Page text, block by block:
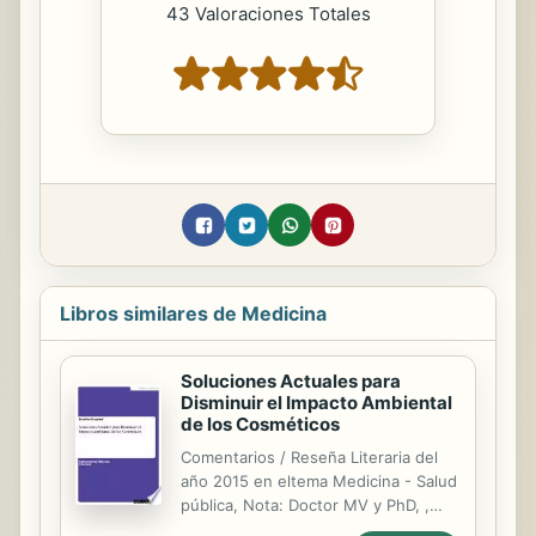
43 Valoraciones Totales
Libros similares de Medicina
Soluciones Actuales para
Disminuir el Impacto Ambiental
de los Cosméticos
Comentarios / Reseña Literaria del
año 2015 en eltema Medicina - Salud
pública, Nota: Doctor MV y PhD, ,
Idioma: Español, Resumen: Los